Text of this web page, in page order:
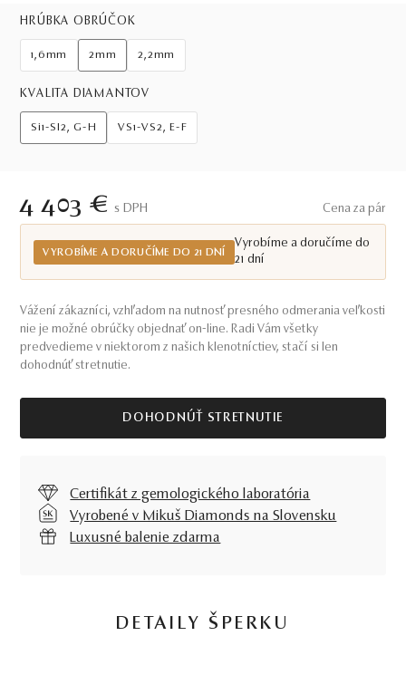
HRÚBKA OBRÚČOK
1,6mm 2mm 2,2mm
KVALITA DIAMANTOV
Si1-SI2, G-H VS1-VS2, E-F
4 403 € S DPH Cena za pár
VYROBÍME A DORUČÍME DO 21 DNÍ
Vyrobíme a doručíme do
21 dní
Vážení zákazníci, vzhľadom na nutnosť presného odmerania veľkosti
nie je možné obrúčky objednať on-line. Radi Vám všetky
predvedieme v niektorom z našich klenotníctiev, stačí si len
dohodnúť stretnutie.
DOHODNÚŤ STRETNUTIE
Certifikát z gemologického laboratória
Vyrobené v Mikuš Diamonds na Slovensku
Luxusné balenie zdarma
DETAILY ŠPERKU